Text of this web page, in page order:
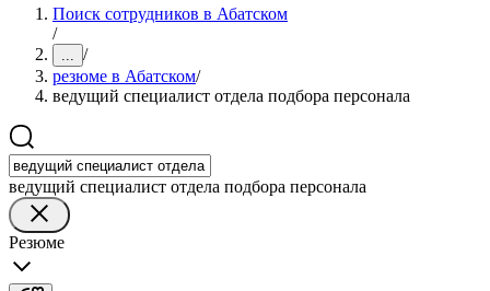
Поиск сотрудников в Абатском
/
... /
резюме в Абатском/
ведущий специалист отдела подбора персонала
ведущий специалист отдела подбора персонала
Резюме